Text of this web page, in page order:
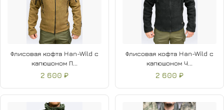
Флисовая кофта Han-Wild с
капюшоном П...
2 600 ₽
Флисовая кофта Han-Wild с
капюшоном Ч...
2 600 ₽